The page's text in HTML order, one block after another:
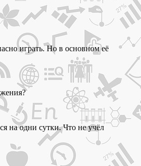
играть. Но в основном её
на одни сутки. Что не учёл